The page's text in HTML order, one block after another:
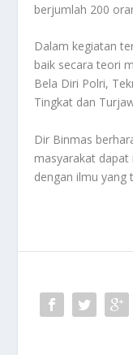
berjumlah 200
Dalam kegiatan
baik secara teori
Bela Diri Polri,
Tingkat dan
Dir Binmas
masyarakat
dengan ilmu yang